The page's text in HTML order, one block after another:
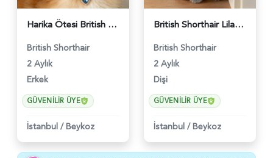
Harika Ötesi British Longhair Golden Parlayan Yıldız - 6141
British Shorthair
2 Aylık
Erkek
GÜVENILIR ÜYE
İstanbul / Beykoz
British Shorthair Lilac Dişi Tatlı Kızımız - 5236
British Shorthair
2 Aylık
Dişi
GÜVENILIR ÜYE
İstanbul / Beykoz